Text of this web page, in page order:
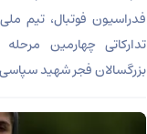
فدراسیون فوتبال، تیم
تدارکاتی چهارمین
بزرگسالان فجر شهید